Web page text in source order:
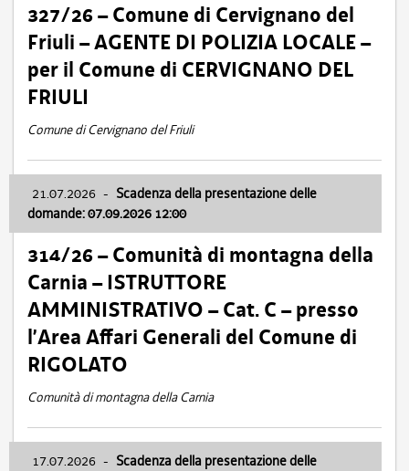
327/26 – Comune di Cervignano del
Friuli – AGENTE DI POLIZIA LOCALE –
per il Comune di CERVIGNANO DEL
FRIULI
Comune di Cervignano del Friuli
21.07.2026 - Scadenza della presentazione delle
domande: 07.09.2026 12:00
314/26 – Comunità di montagna della
Carnia – ISTRUTTORE
AMMINISTRATIVO – Cat. C – presso
l’Area Affari Generali del Comune di
RIGOLATO
Comunità di montagna della Carnia
17.07.2026 - Scadenza della presentazione delle